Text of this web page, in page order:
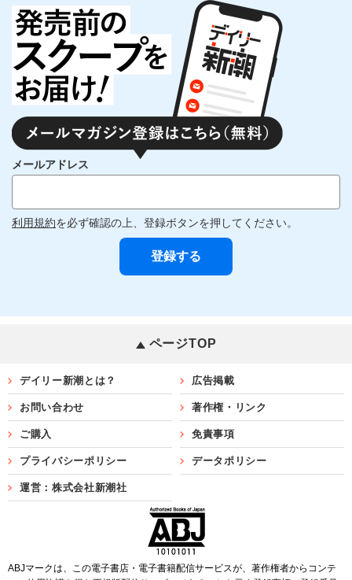
メールアドレス
利用規約を必ず確認の上、登録ボタンを押してください。
ページTOP
デイリー新潮とは？ 広告掲載
お問い合わせ 著作権・リンク
ご購入 免責事項
プライバシーポリシー データポリシー
運営：株式会社新潮社
ABJマークは、この電子書店・電子書籍配信サービスが、著作権者からコンテ